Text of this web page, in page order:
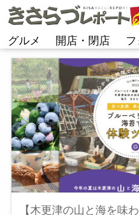
コ
ン
ン
グルメ 開店・閉店
【木更津の山と海を味